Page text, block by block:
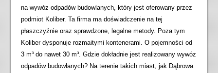
na wywóz odpadów budowlanych, który jest oferowany przez
podmiot Koliber. Ta firma ma doświadczenie na tej
płaszczyźnie oraz sprawdzone, legalne metody. Poza tym
Koliber dysponuje rozmaitymi kontenerami. O pojemności od
3 m³ do nawet 30 m³. Gdzie dokładnie jest realizowany wywóz
odpadów budowlanych? Na terenie takich miast, jak Dąbrowa